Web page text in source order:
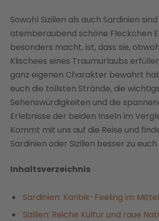
Sowohl Sizilien als auch Sardinien
atemberaubend schöne Fleckchen
besonders macht, ist, dass sie,
Klischees eines Traumurlaubs
ganz eigenen Charakter bewahrt
euch die tollsten Strände, die
Sehenswürdigkeiten und die
Erlebnisse der beiden Inseln im
Kommt mit uns auf die Reise und
Sardinien oder Sizilien besser zu
Inhaltsverzeichnis
Sardinien: Karibik-Feeling im
Sizilien: Reiche Kultur und raue